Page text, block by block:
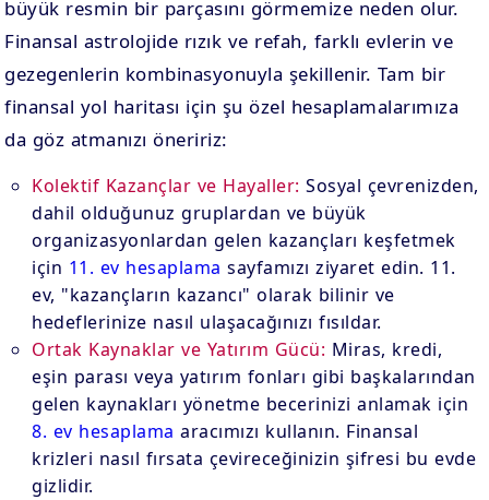
büyük resmin bir parçasını görmemize neden olur.
Finansal astrolojide rızık ve refah, farklı evlerin ve
gezegenlerin kombinasyonuyla şekillenir. Tam bir
finansal yol haritası için şu özel hesaplamalarımıza
da göz atmanızı öneririz:
Kolektif Kazançlar ve Hayaller: Sosyal çevrenizden,
dahil olduğunuz gruplardan ve büyük
organizasyonlardan gelen kazançları keşfetmek
için 11. ev hesaplama sayfamızı ziyaret edin. 11.
ev, "kazançların kazancı" olarak bilinir ve
hedeflerinize nasıl ulaşacağınızı fısıldar.
Ortak Kaynaklar ve Yatırım Gücü: Miras, kredi,
eşin parası veya yatırım fonları gibi başkalarından
gelen kaynakları yönetme becerinizi anlamak için
8. ev hesaplama aracımızı kullanın. Finansal
krizleri nasıl fırsata çevireceğinizin şifresi bu evde
gizlidir.